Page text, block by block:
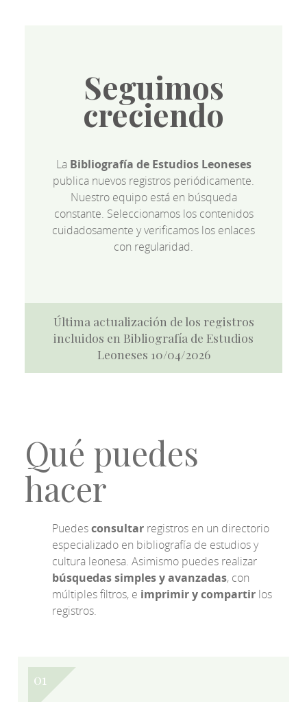
Seguimos
creciendo
La Bibliografía de Estudios Leoneses
publica nuevos registros periódicamente.
Nuestro equipo está en búsqueda
constante. Seleccionamos los contenidos
cuidadosamente y verificamos los enlaces
con regularidad.
Última actualización de los registros
incluidos en Bibliografía de Estudios
Leoneses 10/04/2026
Qué puedes
hacer
Puedesconsultar registros en un directorio
especializado en bibliografía de estudios y
cultura leonesa. Asimismo puedes realizar
búsquedas simples y avanzadas, con
múltiples filtros, e imprimir y compartir los
registros.